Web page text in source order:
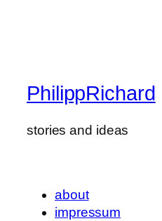
PhilippRichard
stories and ideas
about
impressum